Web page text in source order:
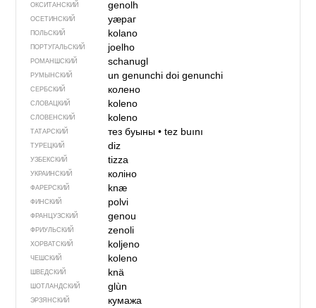
ОКСИТАНСКИЙ genolh
ОСЕТИНСКИЙ уӕраг
ПОЛЬСКИЙ kolano
ПОРТУГАЛЬСКИЙ joelho
РОМАНШСКИЙ schanugl
РУМЫНСКИЙ un genunchidoi genunchi
СЕРБСКИЙ колено
СЛОВАЦКИЙ koleno
СЛОВЕНСКИЙ koleno
ТАТАРСКИЙ тез буыны• tez buını
ТУРЕЦКИЙ diz
УЗБЕКСКИЙ tizza
УКРАИНСКИЙ коліно
ФАРЕРСКИЙ knæ
ФИНСКИЙ polvi
ФРАНЦУЗСКИЙ genou
ФРИУЛЬСКИЙ zenoli
ХОРВАТСКИЙ koljeno
ЧЕШСКИЙ koleno
ШВЕДСКИЙ knä
ШОТЛАНДСКИЙ glùn
ЭРЗЯНСКИЙ кумажа